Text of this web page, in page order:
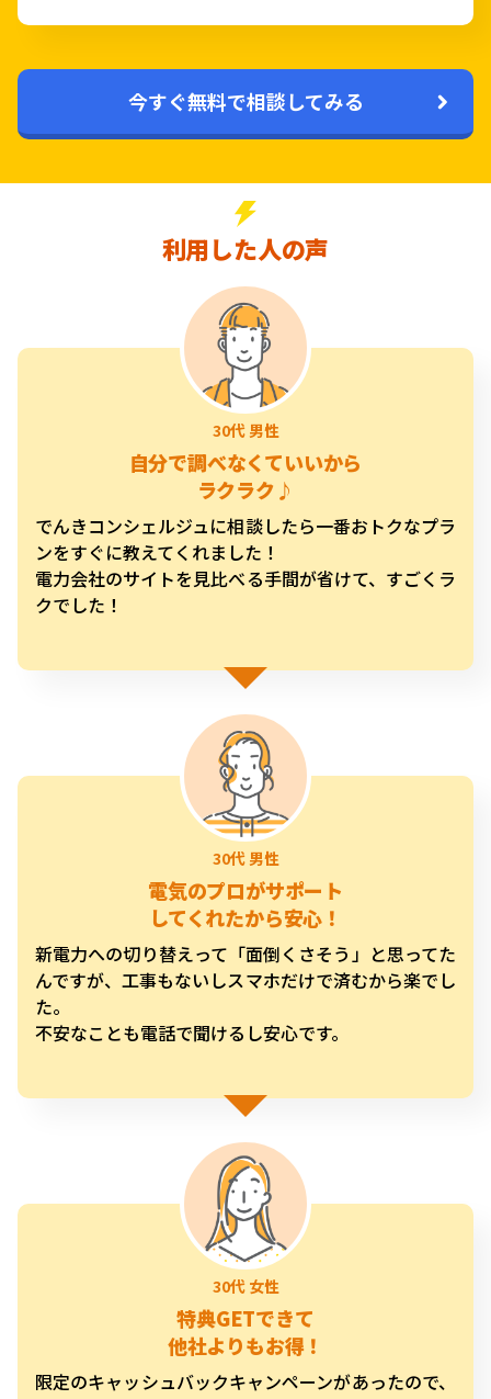
今すぐ無料で相談してみる
利用した人の声
自分で調べなくていいから
ラクラク♪
でんきコンシェルジュに相談したら一番おトクなプラ
ンをすぐに教えてくれました！
電力会社のサイトを見比べる手間が省けて、すごくラ
クでした！
電気のプロがサポート
してくれたから安心！
新電力への切り替えって「面倒くさそう」と思ってた
んですが、工事もないしスマホだけで済むから楽でし
た。
不安なことも電話で聞けるし安心です。
特典GETできて
他社よりもお得！
限定のキャッシュバックキャンペーンがあったので、